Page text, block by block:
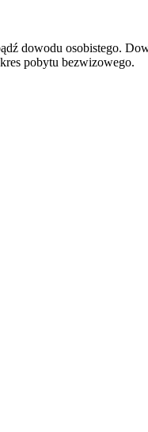
dowodu osobistego.
pobytu bezwizowego.